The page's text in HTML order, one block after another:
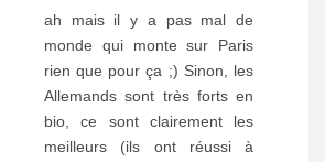
ah mais il y a pas mal de
monde qui monte sur Paris
rien que pour ça ;) Sinon, les
Allemands sont très forts en
bio, ce sont clairement les
meilleurs (ils ont réussi à